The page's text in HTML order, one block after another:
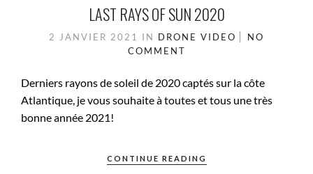
LAST RAYS OF SUN 2020
2 JANVIER 2021 IN DRONE VIDEO
NO
COMMENT
Derniers rayons de soleil de 2020 captés sur la côte
Atlantique, je vous souhaite à toutes et tous une très
bonne année 2021!
CONTINUE READING